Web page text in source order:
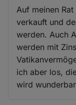
Auf meinen
verkauft und
werden. Auch
werden mit
ich aber los,
wird